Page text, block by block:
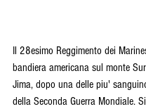
Il 28esimo Reggimento dei
bandiera americana sul monte
Jima, dopo una delle piu'
della Seconda Guerra Mondiale.